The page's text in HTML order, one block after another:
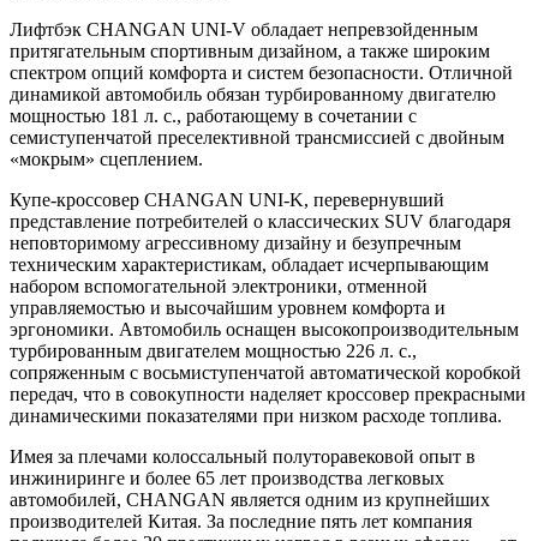
Лифтбэк CHANGAN UNI-V обладает непревзойденным
притягательным спортивным дизайном, а также широким
спектром опций комфорта и систем безопасности. Отличной
динамикой автомобиль обязан турбированному двигателю
мощностью 181 л. с., работающему в сочетании с
семиступенчатой преселективной трансмиссией с двойным
«мокрым» сцеплением.
Купе-кроссовер CHANGAN UNI-K, перевернувший
представление потребителей о классических SUV благодаря
неповторимому агрессивному дизайну и безупречным
техническим характеристикам, обладает исчерпывающим
набором вспомогательной электроники, отменной
управляемостью и высочайшим уровнем комфорта и
эргономики. Автомобиль оснащен высокопроизводительным
турбированным двигателем мощностью 226 л. с.,
сопряженным с восьмиступенчатой автоматической коробкой
передач, что в совокупности наделяет кроссовер прекрасными
динамическими показателями при низком расходе топлива.
Имея за плечами колоссальный полуторавековой опыт в
инжиниринге и более 65 лет производства легковых
автомобилей, CHANGAN является одним из крупнейших
производителей Китая. За последние пять лет компания